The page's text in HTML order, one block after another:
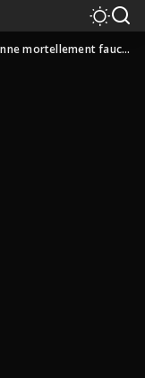
fauchée à Tours : il y a urgence à sécuriser nos ronds-points